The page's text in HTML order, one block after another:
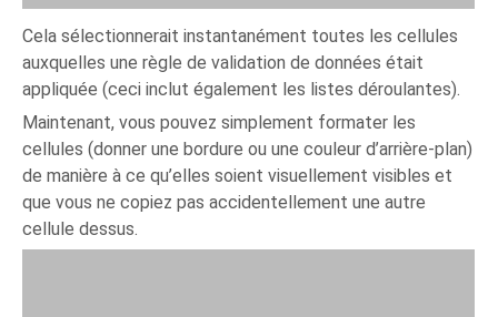
Cela sélectionnerait instantanément toutes les cellules
auxquelles une règle de validation de données était
appliquée (ceci inclut également les listes déroulantes).
Maintenant, vous pouvez simplement formater les
cellules (donner une bordure ou une couleur d’arrière-plan)
de manière à ce qu’elles soient visuellement visibles et
que vous ne copiez pas accidentellement une autre
cellule dessus.